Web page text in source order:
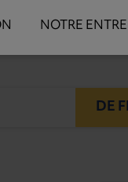
NOTRE
DE